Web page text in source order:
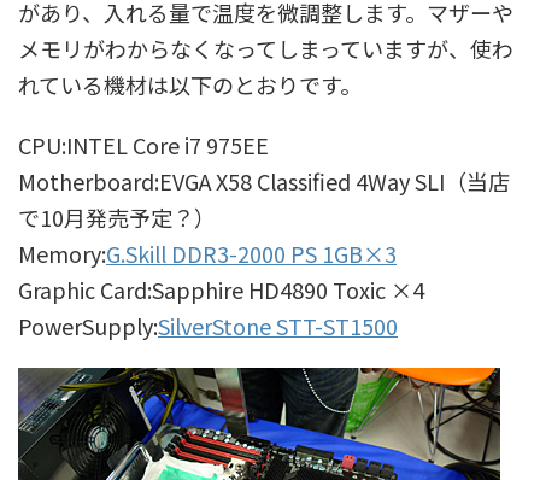
があり、入れる量で温度を微調整します。マザーや
メモリがわからなくなってしまっていますが、使わ
れている機材は以下のとおりです。
CPU:INTEL Core i7 975EE
Motherboard:EVGA X58 Classified 4Way SLI（当店
で10月発売予定？）
Memory:G.Skill DDR3-2000 PS 1GB×3
Graphic Card:Sapphire HD4890 Toxic ×4
PowerSupply:SilverStone STT-ST1500